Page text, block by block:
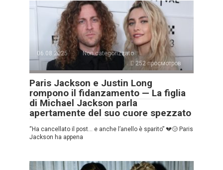
06.08.2025
Non categorizzato
252 просмотров
Paris Jackson e Justin Long
rompono il fidanzamento — La figlia
di Michael Jackson parla
apertamente del suo cuore spezzato
“Ha cancellato il post… e anche l’anello è sparito” 💔😢 Paris
Jackson ha appena